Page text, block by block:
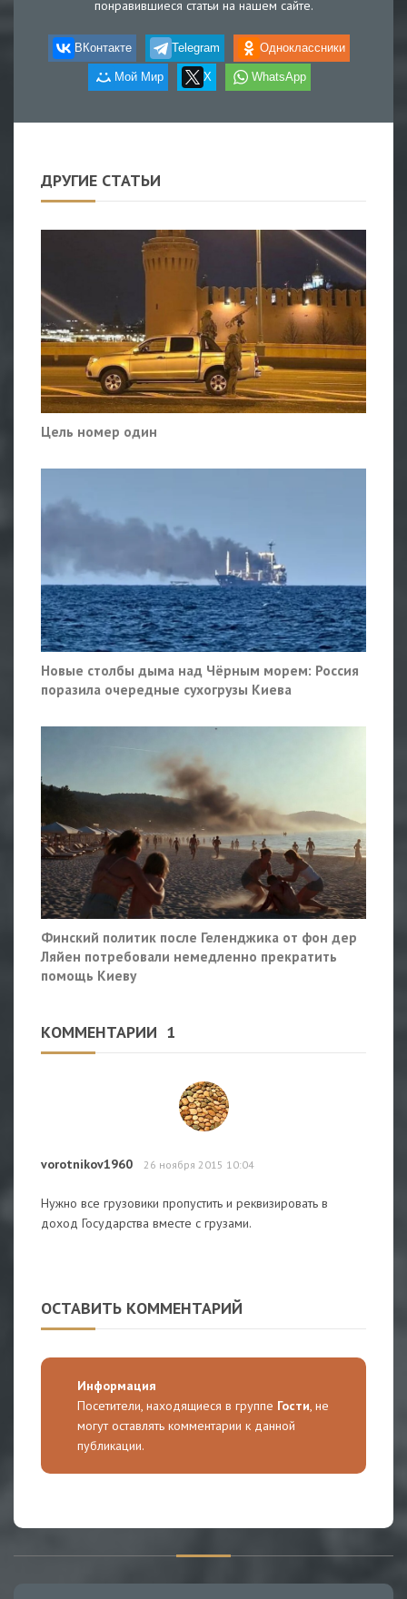
понравившиеся статьи на нашем сайте.
ВКонтакте Telegram Одноклассники
Мой Мир X WhatsApp
ДРУГИЕ СТАТЬИ
Цель номер один
Новые столбы дыма над Чёрным морем: Россия
поразила очередные сухогрузы Киева
Финский политик после Геленджика от фон дер
Ляйен потребовали немедленно прекратить
помощь Киеву
КОММЕНТАРИИ 1
vorotnikov1960 26 ноября 2015 10:04
Нужно все грузовики пропустить и реквизировать в
доход Государства вместе с грузами.
ОСТАВИТЬ КОММЕНТАРИЙ
Информация
Посетители, находящиеся в группе Гости, не
могут оставлять комментарии к данной
публикации.